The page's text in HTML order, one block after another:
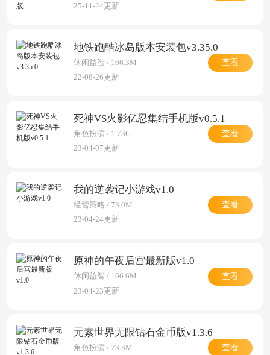
25-11-24更新
地铁跑酷冰岛版本安装包v3.35.0
休闲益智 / 166.3M
22-08-26更新
查看
死神VS火影亿忍集结手机版v0.5.1
角色扮演 / 1.73G
23-04-07更新
查看
我的逆袭记小游戏v1.0
经营策略 / 73.0M
23-04-24更新
查看
原神的午夜后宫最新版v1.0
休闲益智 / 166.6M
23-04-23更新
查看
元素世界无限钻石金币版v1.3.6
角色扮演 / 73.3M
查看